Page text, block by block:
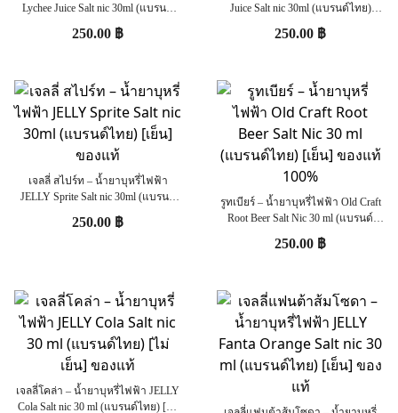
Lychee Juice Salt nic 30ml (แบรนด์
ไทย) [เย็น] ของแท้
250.00 ฿
Juice Salt nic 30ml (แบรนด์ไทย)
[เย็น] ของแท้
250.00 ฿
เจลลี่ สไปร์ท – น้ำยาบุหรี่ไฟฟ้า
JELLY Sprite Salt nic 30ml (แบรนด์
ไทย) [เย็น] ของแท้
250.00 ฿
รูทเบียร์ – น้ำยาบุหรี่ไฟฟ้า Old Craft
Root Beer Salt Nic 30 ml (แบรนด์
ไทย) [เย็น] ของแท้ 100%
250.00 ฿
เจลลี่โคล่า – น้ำยาบุหรี่ไฟฟ้า JELLY
Cola Salt nic 30 ml (แบรนด์ไทย) [ไม่